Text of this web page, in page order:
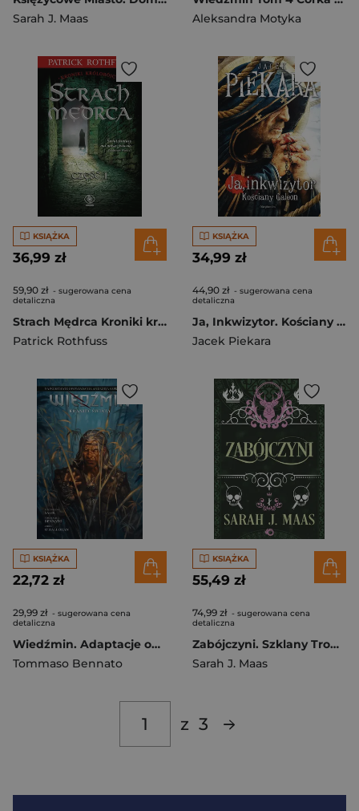
Sarah J. Maas
Aleksandra Motyka
KSIĄŻKA
36,99 zł
59,90 zł - sugerowana cena
detaliczna
Strach Mędrca Kroniki królobójcy Część 1
Patrick Rothfuss
KSIĄŻKA
34,99 zł
44,90 zł - sugerowana cena
detaliczna
Ja, Inkwizytor. Kościany galeon
Jacek Piekara
KSIĄŻKA
22,72 zł
29,99 zł - sugerowana cena
detaliczna
Wiedźmin. Adaptacje opowiadań Andrzeja Sapkowskiego. Kraniec świata
Tommaso Bennato
KSIĄŻKA
55,49 zł
74,99 zł - sugerowana cena
detaliczna
Zabójczyni. Szklany Tron. Opowieści wyd. 2025
Sarah J. Maas
z 3